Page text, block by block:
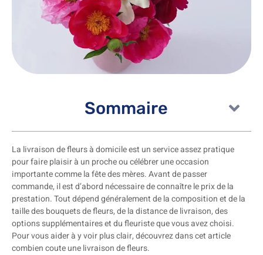
Sommaire
La livraison de fleurs à domicile est un service assez pratique
pour faire plaisir à un proche ou célébrer une occasion
importante comme la fête des mères. Avant de passer
commande, il est d’abord nécessaire de connaître le prix de la
prestation. Tout dépend généralement de la composition et de la
taille des bouquets de fleurs, de la distance de livraison, des
options supplémentaires et du fleuriste que vous avez choisi.
Pour vous aider à y voir plus clair, découvrez dans cet article
combien coute une livraison de fleurs.